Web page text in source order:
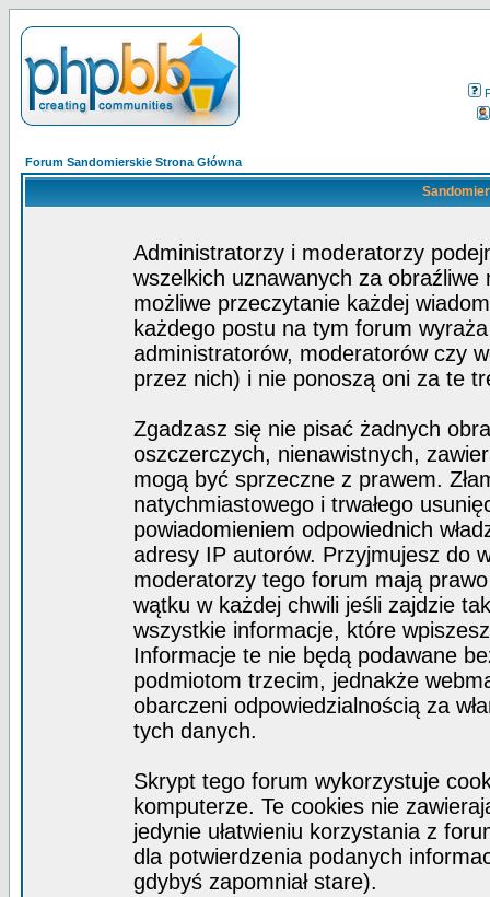
Forum Sandomierskie Strona Główna
Administratorzy i moderatorzy
wszelkich uznawanych za obraźliwe
możliwe przeczytanie każdej
każdego postu na tym forum
administratorów, moderatorów czy
przez nich) i nie ponoszą oni za te
Zgadzasz się nie pisać żadnych
oszczerczych, nienawistnych,
mogą być sprzeczne z prawem.
natychmiastowego i trwałego
powiadomieniem odpowiednich
adresy IP autorów. Przyjmujesz do
moderatorzy tego forum mają
wątku w każdej chwili jeśli zajdzie
wszystkie informacje, które
Informacje te nie będą podawane
podmiotom trzecim, jednakże
obarczeni odpowiedzialnością za
tych danych.
Skrypt tego forum wykorzystuje
komputerze. Te cookies nie
jedynie ułatwieniu korzystania z
dla potwierdzenia podanych
gdybyś zapomniał stare).